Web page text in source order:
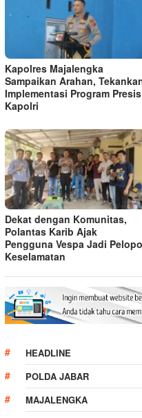
Kapolres Majalengka
Sampaikan Arahan,
Implementasi Program
Kapolri
Dekat dengan Komunitas,
Polantas Karib Ajak
Pengguna Vespa Jadi
Keselamatan
HEADLINE
POLDA JABAR
MAJALENGKA